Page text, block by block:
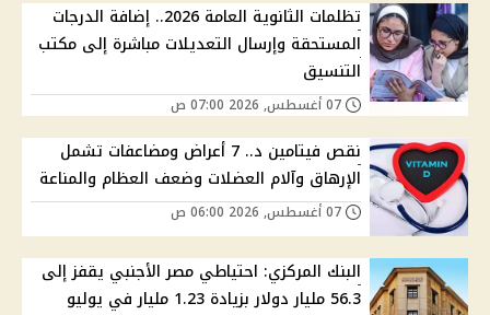
تظلمات الثانوية العامة 2026.. إضافة الدرجات
المستحقة وإرسال التعديلات مباشرة إلى مكتب
التنسيق
نقص فيتامين د.. 7 أعراض ومضاعفات تشمل
الإرهاق وآلام العضلات وضعف العظام والمناعة
البنك المركزي: احتياطي مصر الأجنبي يقفز إلى
56.3 مليار دولار بزيادة 1.23 مليار في يوليو